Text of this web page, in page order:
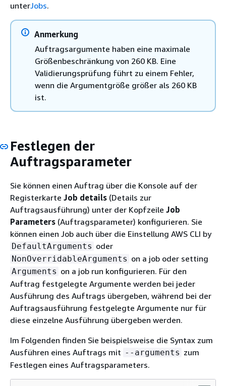
unterJobs.
Anmerkung
Auftragsargumente haben eine maximale
Größenbeschränkung von 260 KB. Eine
Validierungsprüfung führt zu einem Fehler,
wenn die Argumentgröße größer als 260 KB
ist.
Festlegen der
Auftragsparameter
Sie können einen Auftrag über die Konsole auf der
Registerkarte Job details (Details zur
Auftragsausführung) unter der Kopfzeile Job
Parameters (Auftragsparameter) konfigurieren. Sie
können einen Job auch über die Einstellung AWS CLI by
DefaultArguments oder
NonOverridableArguments on a job oder setting
Arguments on a job run konfigurieren. Für den
Auftrag festgelegte Argumente werden bei jeder
Ausführung des Auftrags übergeben, während bei der
Auftragsausführung festgelegte Argumente nur für
diese einzelne Ausführung übergeben werden.
Im Folgenden finden Sie beispielsweise die Syntax zum
Ausführen eines Auftrags mit --arguments zum
Festlegen eines Auftragsparameters.